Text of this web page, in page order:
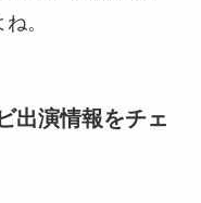
。
出演情報をチェ